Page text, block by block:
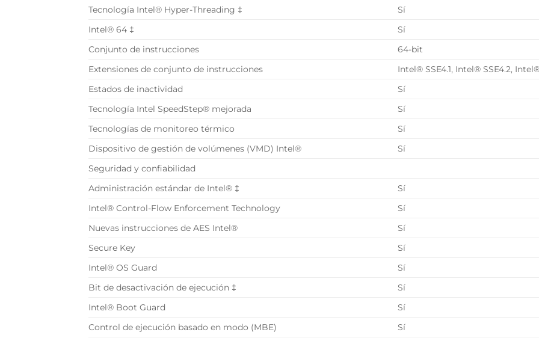
Tecnología Intel® Hyper-Threading ‡
Sí
Intel® 64 ‡
Sí
Conjunto de instrucciones
64-bit
Extensiones de conjunto de instrucciones
Intel® SSE4.1, Intel® SSE4.2,
Estados de inactividad
Sí
Tecnología Intel SpeedStep® mejorada
Sí
Tecnologías de monitoreo térmico
Sí
Dispositivo de gestión de volúmenes (VMD) Intel®
Sí
Seguridad y confiabilidad
Administración estándar de Intel® ‡
Sí
Intel® Control-Flow Enforcement Technology
Sí
Nuevas instrucciones de AES Intel®
Sí
Secure Key
Sí
Intel® OS Guard
Sí
Bit de desactivación de ejecución ‡
Sí
Intel® Boot Guard
Sí
Control de ejecución basado en modo (MBE)
Sí